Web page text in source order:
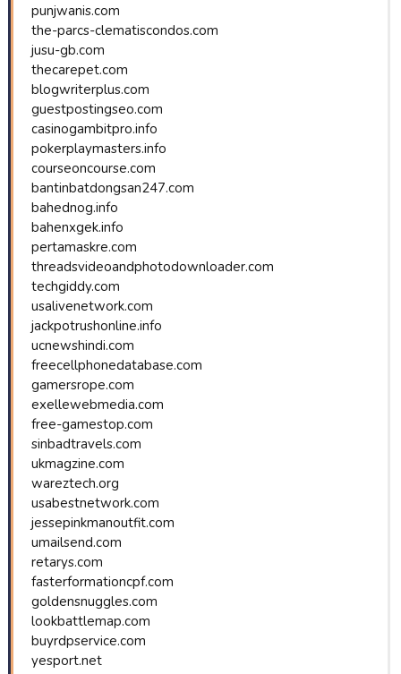
punjwanis.com
the-parcs-clematiscondos.com
jusu-gb.com
thecarepet.com
blogwriterplus.com
guestpostingseo.com
casinogambitpro.info
pokerplaymasters.info
courseoncourse.com
bantinbatdongsan247.com
bahednog.info
bahenxgek.info
pertamaskre.com
threadsvideoandphotodownloader.com
techgiddy.com
usalivenetwork.com
jackpotrushonline.info
ucnewshindi.com
freecellphonedatabase.com
gamersrope.com
exellewebmedia.com
free-gamestop.com
sinbadtravels.com
ukmagzine.com
wareztech.org
usabestnetwork.com
jessepinkmanoutfit.com
umailsend.com
retarys.com
fasterformationcpf.com
goldensnuggles.com
lookbattlemap.com
buyrdpservice.com
yesport.net